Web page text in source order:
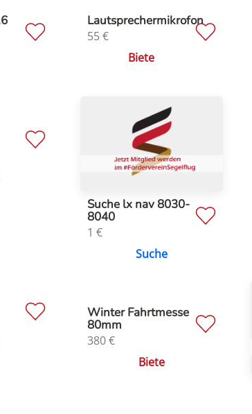
Lautsprechermikrofon
55€
Biete
Suche lx nav 8030-
8040
1 €
Suche
Winter Fahrtmesse
80mm
380€
Biete